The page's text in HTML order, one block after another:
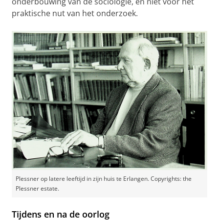
praktische nut van het onderzoek.
Plessner op latere leeftijd in zijn huis te Erlangen. Copyrights: the
Plessner estate.
Tijdens en na de oorlog